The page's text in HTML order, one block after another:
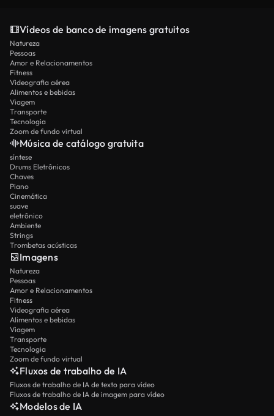
Vídeos de banco de imagens gratuitos
Natureza
Pessoas
Amor e Relacionamentos
Fitness
Videografia aérea
Alimentos e bebidas
Viagem
Transporte
Tecnologia
Zoom de fundo virtual
Música de catálogo gratuita
síntese
Drums Eletrônicos
Chaves
Piano
Cinemática
suave
eletrônico
Ambiente
Strings
Trombetas acústicas
Imagens
Natureza
Pessoas
Amor e Relacionamentos
Fitness
Videografia aérea
Alimentos e bebidas
Viagem
Transporte
Tecnologia
Zoom de fundo virtual
Fluxos de trabalho de IA
Fluxos de trabalho de IA de texto para vídeo
Fluxos de trabalho de IA de imagem para vídeo
Modelos de IA